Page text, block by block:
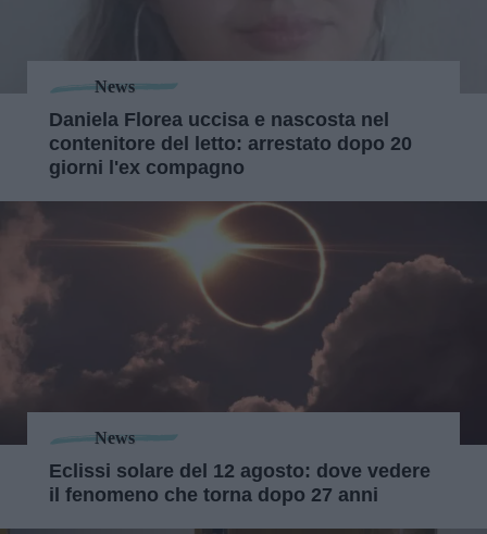
News
Daniela Florea uccisa e nascosta nel
contenitore del letto: arrestato dopo 20
giorni l'ex compagno
News
Eclissi solare del 12 agosto: dove vedere
il fenomeno che torna dopo 27 anni